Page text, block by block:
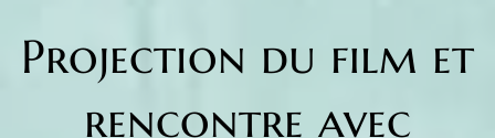
Projection du film et
rencontre avec